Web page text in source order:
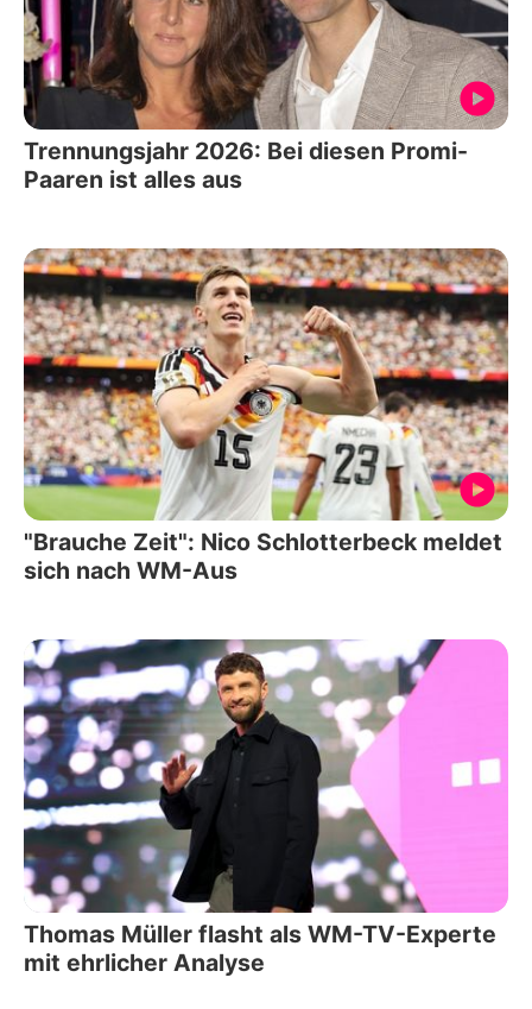
Trennungsjahr 2026: Bei diesen Promi-
Paaren ist alles aus
"Brauche Zeit": Nico Schlotterbeck meldet
sich nach WM-Aus
Thomas Müller flasht als WM-TV-Experte
mit ehrlicher Analyse